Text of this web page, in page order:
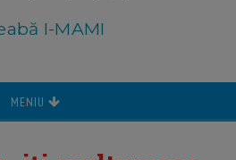
I-MAMI
MENIU